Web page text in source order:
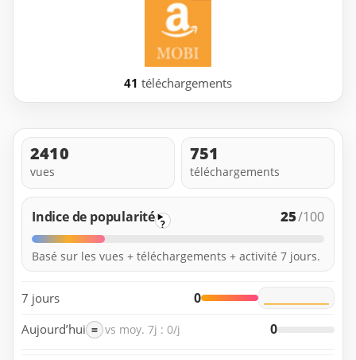
41 téléchargements
2410
vues
751
téléchargements
Indice de popularité ? 25/100
Basé sur les vues + téléchargements + activité 7 jours.
7 jours 0
Aujourd’hui = vs moy. 7j : 0/j 0